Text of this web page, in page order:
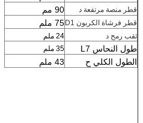
قطر منصة مرتفعة د 90 مم
قطر فرشاة الكربون D175 ملم
ثقب رمح د 24 ملم
طول النحاس L7 35 ملم
الطول الكلي ح 43 ملم